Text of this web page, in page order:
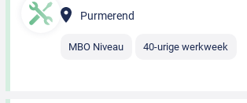
Purmerend
MBO Niveau 40-urige werkweek